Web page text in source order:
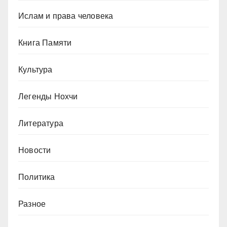
Ислам и права человека
Книга Памяти
Культура
Легенды Нохчи
Литература
Новости
Политика
Разное